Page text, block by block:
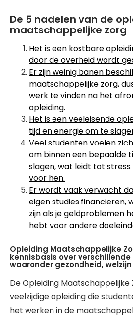
De 5 nadelen van de
maatschappelijke zorg
Het is een kostbare
door de overheid wordt
Er zijn weinig banen
maatschappelijke zorg,
werk te vinden na het
opleiding.
Het is een veeleisende
tijd en energie om te
Veel studenten voelen
om binnen een bepaalde
slagen, wat leidt tot
voor hen.
Er wordt vaak verwacht
eigen studies financieren,
zijn als je geldproblemen
hebt voor andere
Opleiding Maatschappelijke
kennisbasis over verschillende
waaronder gezondheid,
De Opleiding Maatschappelijke
veelzijdige opleiding die
het werken in de